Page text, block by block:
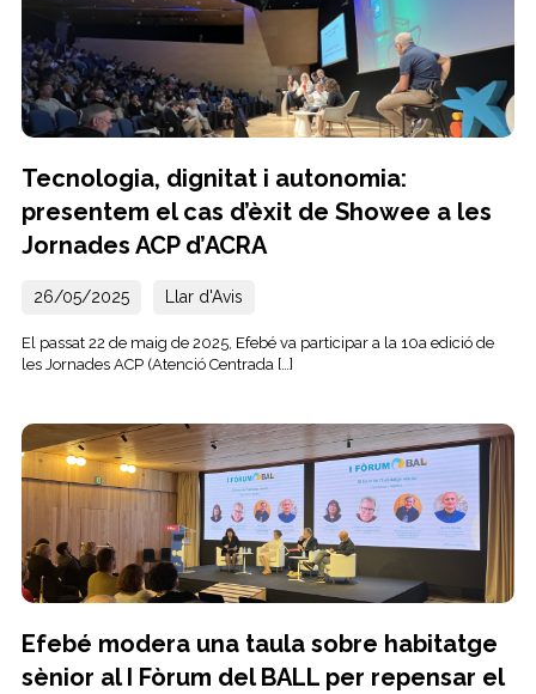
Tecnologia, dignitat i autonomia:
presentem el cas d’èxit de Showee a les
Jornades ACP d’ACRA
26/05/2025 Llar d'Avis
El passat 22 de maig de 2025, Efebé va participar a la 10a edició de
les Jornades ACP (Atenció Centrada […]
Efebé modera una taula sobre habitatge
sènior al I Fòrum del BALL per repensar el